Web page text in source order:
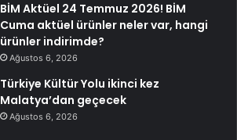
BİM Aktüel 24 Temmuz 2026! BİM
Cuma aktüel ürünler neler var, hangi
ürünler indirimde?
Ağustos 6, 2026
Türkiye Kültür Yolu ikinci kez
Malatya’dan geçecek
Ağustos 6, 2026